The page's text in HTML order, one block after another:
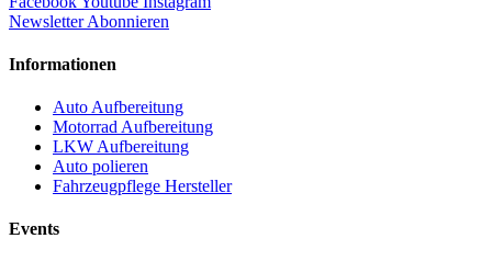
Newsletter Abonnieren
Informationen
Auto Aufbereitung
Motorrad Aufbereitung
LKW Aufbereitung
Auto polieren
Fahrzeugpflege Hersteller
Events